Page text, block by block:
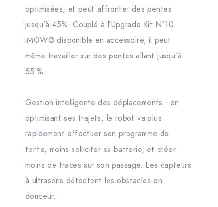
optimisées, et peut affronter des pentes
jusqu’à 45%. Couplé à l’Upgrade Kit N°10
iMOW® disponible en accessoire, il peut
même travailler sur des pentes allant jusqu’à
55 %.
Gestion intelligente des déplacements : en
optimisant ses trajets, le robot va plus
rapidement effectuer son programme de
tonte, moins solliciter sa batterie, et créer
moins de traces sur son passage. Les capteurs
à ultrasons détectent les obstacles en
douceur.